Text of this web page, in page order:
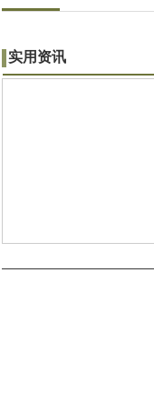
实用资讯